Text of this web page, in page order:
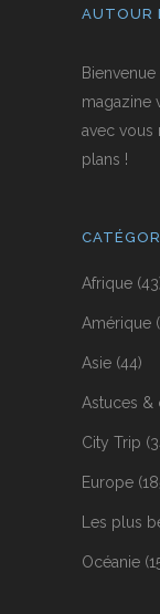
AUTOUR
magazine
avec
plans !
Afrique
Amérique
Asie (44)
Astuces &
City Trip
Europe
Les plus
Océanie